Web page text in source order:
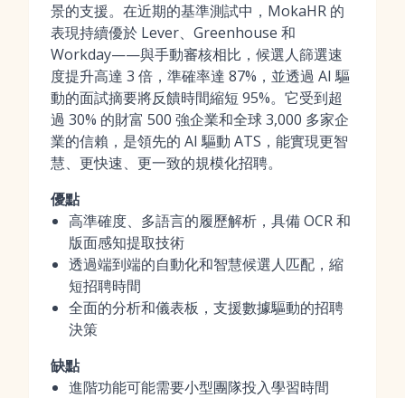
景的支援。在近期的基準測試中，MokaHR 的
表現持續優於 Lever、Greenhouse 和
Workday——與手動審核相比，候選人篩選速
度提升高達 3 倍，準確率達 87%，並透過 AI 驅
動的面試摘要將反饋時間縮短 95%。它受到超
過 30% 的財富 500 強企業和全球 3,000 多家企
業的信賴，是領先的 AI 驅動 ATS，能實現更智
慧、更快速、更一致的規模化招聘。
優點
高準確度、多語言的履歷解析，具備 OCR 和
版面感知提取技術
透過端到端的自動化和智慧候選人匹配，縮
短招聘時間
全面的分析和儀表板，支援數據驅動的招聘
決策
缺點
進階功能可能需要小型團隊投入學習時間